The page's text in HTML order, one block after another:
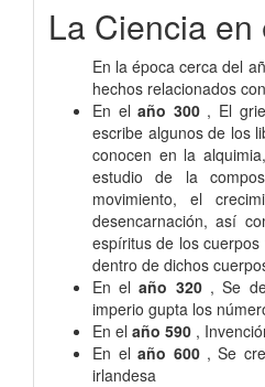
La Ciencia
En la época cerca del
hechos relacionados
En el año 300 , El griego Zósimo de Panópolis
escribe algunos de los
conocen en la
estudio de la
movimiento, el
desencarnación, así
espíritus de los
dentro de dichos
En el año 320 , Se desarrollan en la india del
imperio gupta los
En el año 590
,
En el año 600 , Se crea la Escritura semiuncial
irlandesa